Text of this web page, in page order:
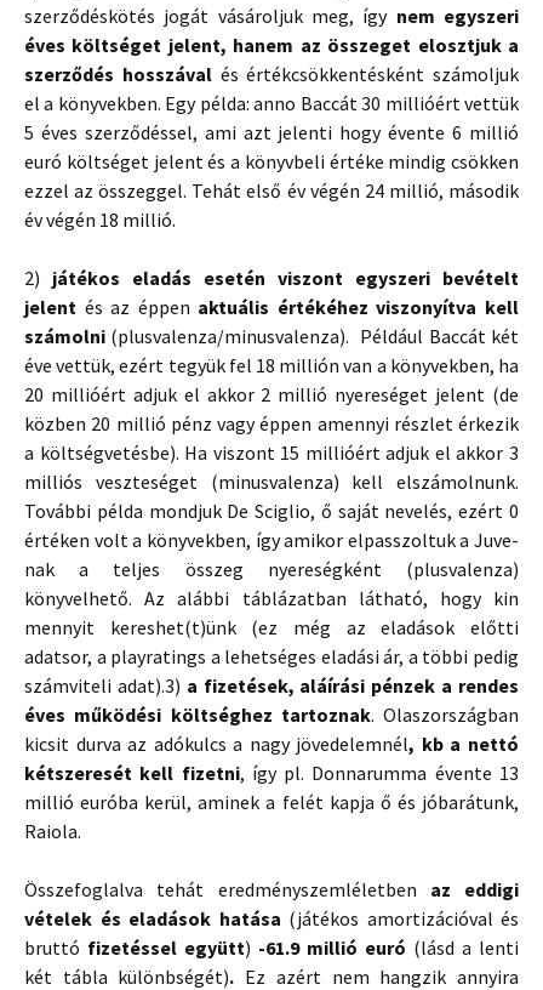
szerződéskötés jogát vásároljuk meg, így nem egyszeri
éves költséget jelent, hanem az összeget elosztjuk a
szerződés hosszávalés értékcsökkentésként számoljuk
el a könyvekben. Egy példa: anno Baccát 30 millióért vettük
5 éves szerződéssel, ami azt jelenti hogy évente 6 millió
euró költséget jelent és a könyvbeli értéke mindig csökken
ezzel az összeggel. Tehát első év végén 24 millió, második
év végén 18 millió.
2) játékos eladás esetén viszont egyszeri bevételt
jelent és az éppen aktuális értékéhez viszonyítva kell
számolni (plusvalenza/minusvalenza). Például Baccát két
éve vettük, ezért tegyük fel 18 millión van a könyvekben, ha
20 millióért adjuk el akkor 2 millió nyereséget jelent (de
közben 20 millió pénz vagy éppen amennyi részlet érkezik
a költségvetésbe). Ha viszont 15 millióért adjuk el akkor 3
milliós veszteséget (minusvalenza) kell elszámolnunk.
További példa mondjuk De Sciglio, ő saját nevelés, ezért 0
értéken volt a könyvekben, így amikor elpasszoltuk a Juve-
nak a teljes összeg nyereségként (plusvalenza)
könyvelhető. Az alábbi táblázatban látható, hogy kin
mennyit kereshet(t)ünk (ez még az eladások előtti
adatsor, a playratings a lehetséges eladási ár, a többi pedig
számviteli adat).3) a fizetések, aláírási pénzek a rendes
éves működési költséghez tartoznak. Olaszországban
kicsit durva az adókulcs a nagy jövedelemnél, kb a nettó
kétszeresét kell fizetni, így pl. Donnarumma évente 13
millió euróba kerül, aminek a felét kapja ő és jóbarátunk,
Raiola.
Összefoglalva tehát eredményszemléletben az eddigi
vételek és eladások hatása (játékos amortizációval és
bruttó fizetéssel együtt) -61.9 millió euró (lásd a lenti
két tábla különbségét). Ez azért nem hangzik annyira